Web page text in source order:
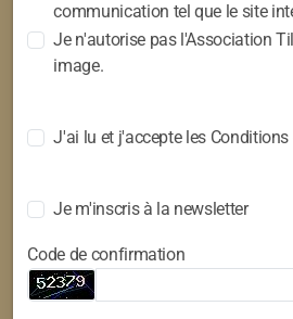
communication tel que le site
Je n'autorise pas l'Association
image.
J'ai lu et j'accepte les Conditions
Je m'inscris à la newsletter
Code de confirmation